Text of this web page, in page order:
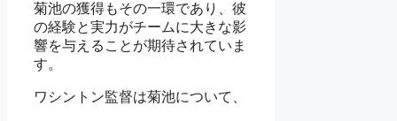
菊池の獲得もその一環であり、彼
の経験と実力がチームに大きな影
響を与えることが期待されていま
す。
ワシントン監督は菊池について、